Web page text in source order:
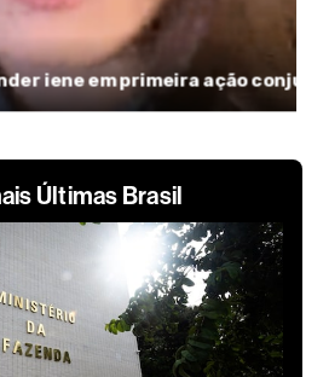
Últimas Brasil